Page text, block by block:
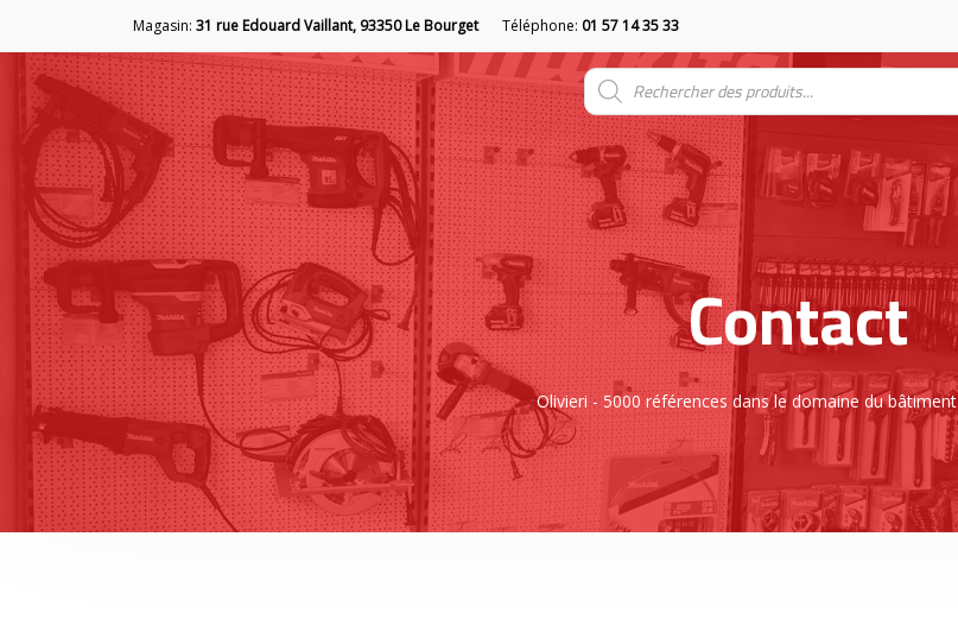
Magasin: 31 rue Edouard Vaillant, 93350 Le Bourget Téléphone: 01 57 14 35 33
Contact
Olivieri - 5000 références dans le domaine du bâtiment